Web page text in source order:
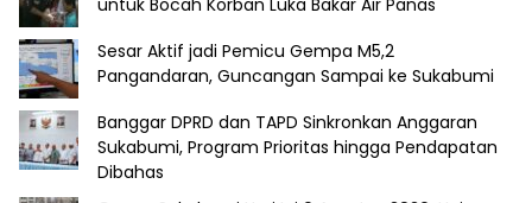
Sesar Aktif jadi Pemicu Gempa M5,2
Pangandaran, Guncangan Sampai ke Sukabumi
Banggar DPRD dan TAPD Sinkronkan Anggaran
Sukabumi, Program Prioritas hingga Pendapatan
Dibahas